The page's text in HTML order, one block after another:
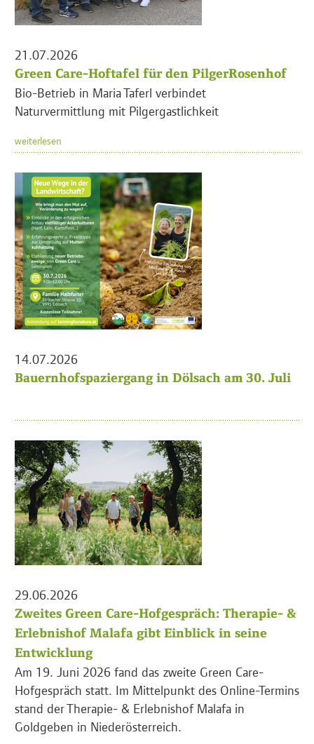
21.07.2026
Green Care-Hoftafel für den PilgerRosenhof
Bio-Betrieb in Maria Taferl verbindet
Naturvermittlung mit Pilgergastlichkeit
weiterlesen
14.07.2026
Bauernhofspaziergang in Dölsach am 30. Juli
29.06.2026
Zweites Green Care-Hofgespräch: Therapie- &
Erlebnishof Malafa gibt Einblick in seine
Entwicklung
Am 19. Juni 2026 fand das zweite Green Care-
Hofgespräch statt. Im Mittelpunkt des Online-Termins
stand der Therapie- & Erlebnishof Malafa in
Goldgeben in Niederösterreich.